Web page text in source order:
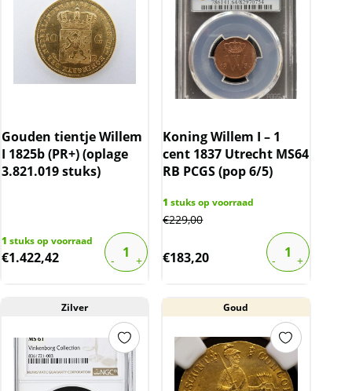
Gouden tientje Willem
I 1825b (PR+) (oplage
3.821.019 stuks)
1 stuks op voorraad
€1.422,42
Koning Willem I – 1
cent 1837 Utrecht MS64
RB PCGS (pop 6/5)
1 stuks op voorraad
€229,00
€183,20
Zilver Goud